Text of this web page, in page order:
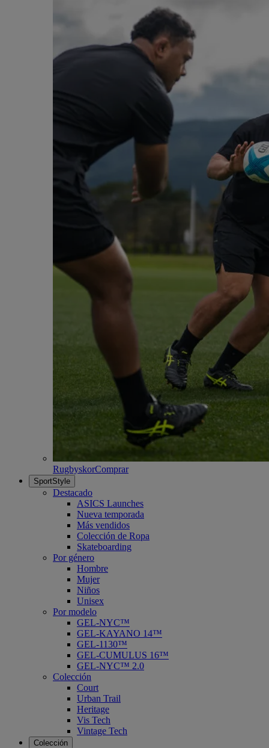
RugbyskorComprar
SportStyle
Destacado
ASICS Launches
Nueva temporada
Más vendidos
Colección de Ropa
Skateboarding
Por género
Hombre
Mujer
Niños
Unisex
Por modelo
GEL-NYC™
GEL-KAYANO 14™
GEL-1130™
GEL-CUMULUS 16™
GEL-NYC™ 2.0
Colección
Court
Urban Trail
Heritage
Vis Tech
Vintage Tech
Colección